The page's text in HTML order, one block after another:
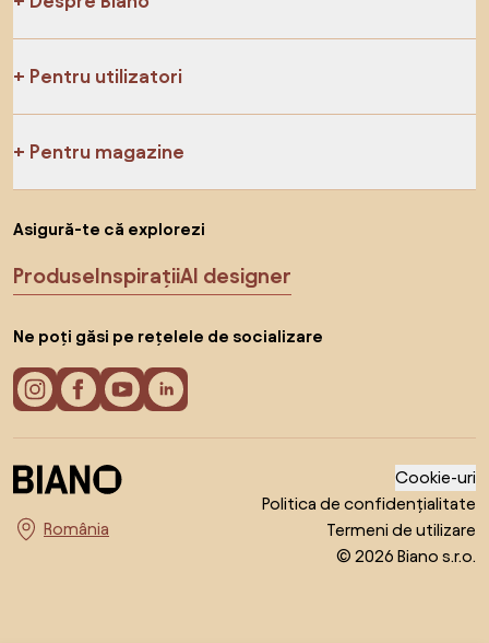
Pentru utilizatori
Pentru magazine
Asigură-te că explorezi
ProduseInspirațiiAI designer
Ne poți găsi pe rețelele de socializare
Alege țara
Cookie-uri
Politica de confidențialitate
Termeni de utilizare
© 2026 Biano s.r.o.